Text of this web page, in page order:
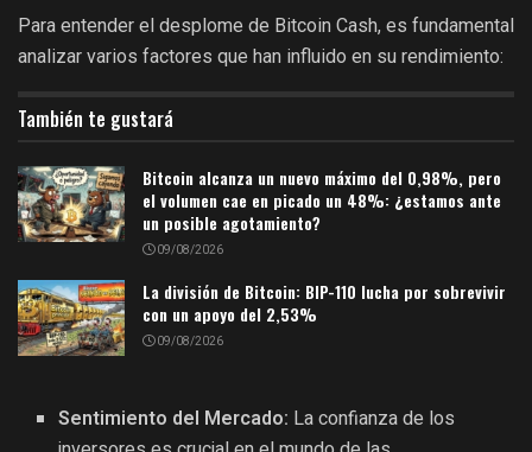
Para entender el desplome de Bitcoin Cash, es fundamental
analizar varios factores que han influido en su rendimiento:
También te gustará
Bitcoin alcanza un nuevo máximo del 0,98%, pero
el volumen cae en picado un 48%: ¿estamos ante
un posible agotamiento?
09/08/2026
La división de Bitcoin: BIP-110 lucha por sobrevivir
con un apoyo del 2,53%
09/08/2026
Sentimiento del Mercado: La confianza de los